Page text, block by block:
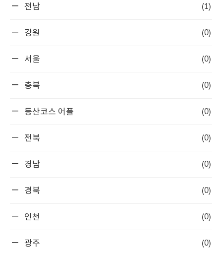
전남 (1)
강원 (0)
서울 (0)
충북 (0)
등산코스 어플 (0)
전북 (0)
경남 (0)
경북 (0)
인천 (0)
광주 (0)